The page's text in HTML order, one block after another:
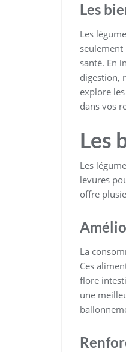
Les
Les
santé. En
digestion,
explore
dans vos
Les
Les
levures
offre
La
Ces
flore
une